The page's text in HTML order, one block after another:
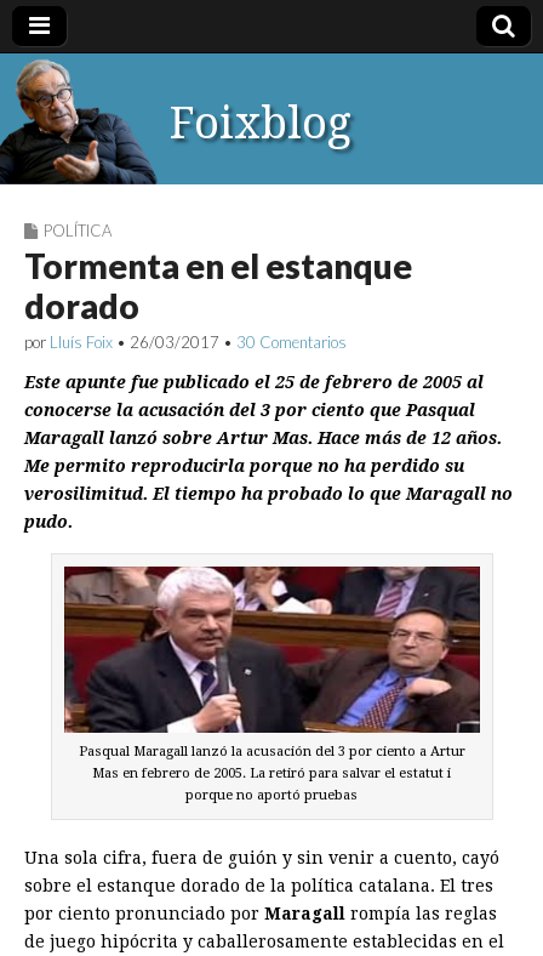
Foixblog
POLÍTICA
Tormenta en el estanque
dorado
por Lluís Foix • 26/03/2017 • 30 Comentarios
Este apunte fue publicado el 25 de febrero de 2005 al
conocerse la acusación del 3 por ciento que Pasqual
Maragall lanzó sobre Artur Mas. Hace más de 12 años.
Me permito reproducirla porque no ha perdido su
verosilimitud. El tiempo ha probado lo que Maragall no
pudo.
Pasqual Maragall lanzó la acusación del 3 por ciento a Artur
Mas en febrero de 2005. La retiró para salvar el estatut i
porque no aportó pruebas
Una sola cifra, fuera de guión y sin venir a cuento, cayó
sobre el estanque dorado de la política catalana. El tres
por ciento pronunciado por Maragall rompía las reglas
de juego hipócrita y caballerosamente establecidas en el